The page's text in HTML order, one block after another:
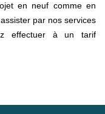
en neuf comme en
par nos services
effectuer à un tarif